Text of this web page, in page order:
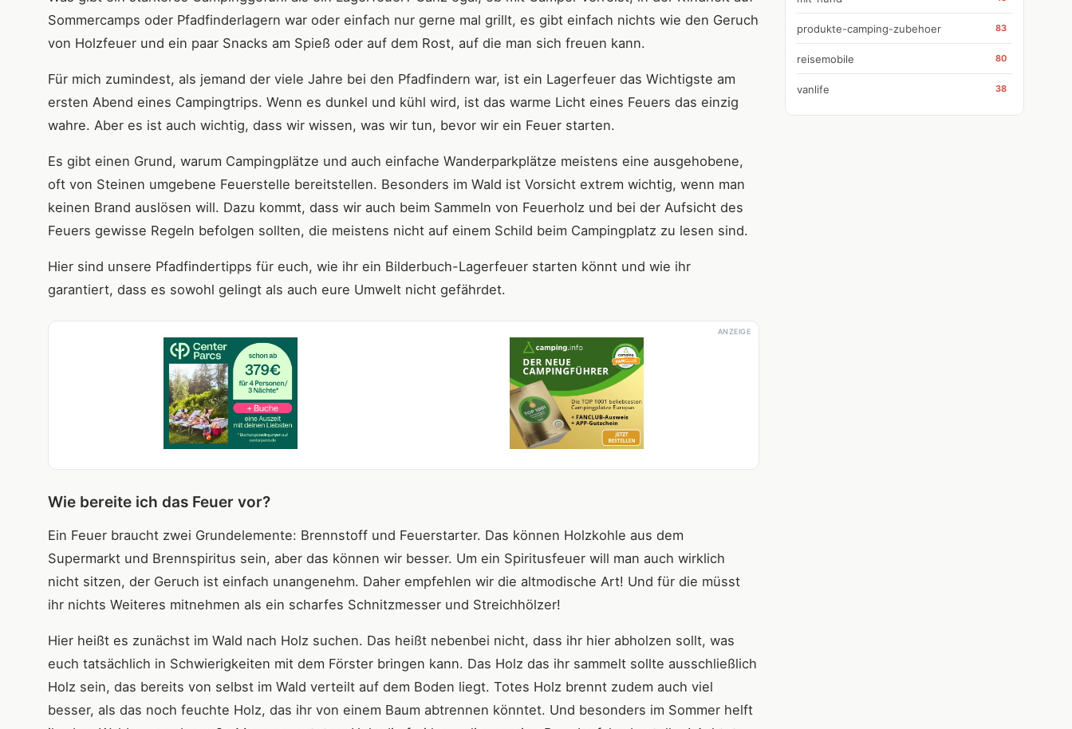
Sommercamps oder Pfadfinderlagern war oder einfach nur gerne mal grillt, es gibt einfach nichts wie den Geruch
von Holzfeuer und ein paar Snacks am Spieß oder auf dem Rost, auf die man sich freuen kann.
Für mich zumindest, als jemand der viele Jahre bei den Pfadfindern war, ist ein Lagerfeuer das Wichtigste am
ersten Abend eines Campingtrips. Wenn es dunkel und kühl wird, ist das warme Licht eines Feuers das einzig
wahre. Aber es ist auch wichtig, dass wir wissen, was wir tun, bevor wir ein Feuer starten.
Es gibt einen Grund, warum Campingplätze und auch einfache Wanderparkplätze meistens eine ausgehobene,
oft von Steinen umgebene Feuerstelle bereitstellen. Besonders im Wald ist Vorsicht extrem wichtig, wenn man
keinen Brand auslösen will. Dazu kommt, dass wir auch beim Sammeln von Feuerholz und bei der Aufsicht des
Feuers gewisse Regeln befolgen sollten, die meistens nicht auf einem Schild beim Campingplatz zu lesen sind.
Hier sind unsere Pfadfindertipps für euch, wie ihr ein Bilderbuch-Lagerfeuer starten könnt und wie ihr
garantiert, dass es sowohl gelingt als auch eure Umwelt nicht gefährdet.
ANZEIGE
Wie bereite ich das Feuer vor?
Ein Feuer braucht zwei Grundelemente: Brennstoff und Feuerstarter. Das können Holzkohle aus dem
Supermarkt und Brennspiritus sein, aber das können wir besser. Um ein Spiritusfeuer will man auch wirklich
nicht sitzen, der Geruch ist einfach unangenehm. Daher empfehlen wir die altmodische Art! Und für die müsst
ihr nichts Weiteres mitnehmen als ein scharfes Schnitzmesser und Streichhölzer!
Hier heißt es zunächst im Wald nach Holz suchen. Das heißt nebenbei nicht, dass ihr hier abholzen sollt, was
euch tatsächlich in Schwierigkeiten mit dem Förster bringen kann. Das Holz das ihr sammelt sollte ausschließlich
Holz sein, das bereits von selbst im Wald verteilt auf dem Boden liegt. Totes Holz brennt zudem auch viel
besser, als das noch feuchte Holz, das ihr von einem Baum abtrennen könntet. Und besonders im Sommer helft
produkte-camping-zubehoer 83
reisemobile 80
vanlife 38